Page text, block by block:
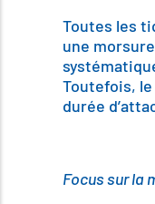
Toutes les
une
Toutefois,
durée
Focus sur la